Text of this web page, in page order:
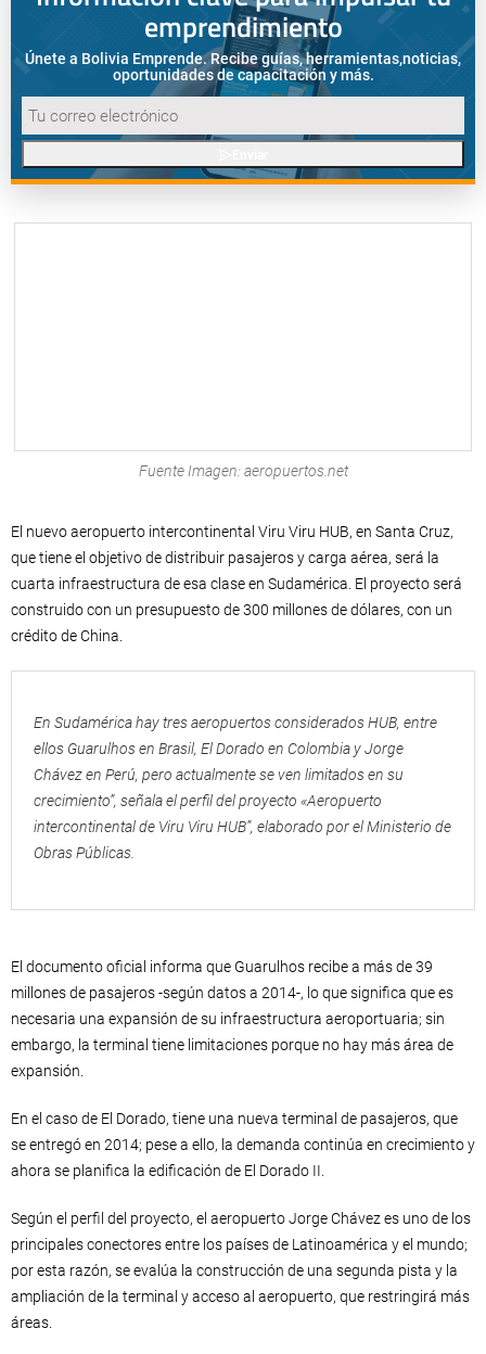
emprendimiento
Únete a Bolivia Emprende. Recibe guías, herramientas,noticias,
oportunidades de capacitación y más.
Fuente Imagen: aeropuertos.net
El nuevo aeropuerto intercontinental Viru Viru HUB, en Santa Cruz,
que tiene el objetivo de distribuir pasajeros y carga aérea, será la
cuarta infraestructura de esa clase en Sudamérica. El proyecto será
construido con un presupuesto de 300 millones de dólares, con un
crédito de China.
En Sudamérica hay tres aeropuertos considerados HUB, entre
ellos Guarulhos en Brasil, El Dorado en Colombia y Jorge
Chávez en Perú, pero actualmente se ven limitados en su
crecimiento”, señala el perfil del proyecto «Aeropuerto
intercontinental de Viru Viru HUB”, elaborado por el Ministerio de
Obras Públicas.
El documento oficial informa que Guarulhos recibe a más de 39
millones de pasajeros -según datos a 2014-, lo que significa que es
necesaria una expansión de su infraestructura aeroportuaria; sin
embargo, la terminal tiene limitaciones porque no hay más área de
expansión.
En el caso de El Dorado, tiene una nueva terminal de pasajeros, que
se entregó en 2014; pese a ello, la demanda continúa en crecimiento y
ahora se planifica la edificación de El Dorado II.
Según el perfil del proyecto, el aeropuerto Jorge Chávez es uno de los
principales conectores entre los países de Latinoamérica y el mundo;
por esta razón, se evalúa la construcción de una segunda pista y la
ampliación de la terminal y acceso al aeropuerto, que restringirá más
áreas.